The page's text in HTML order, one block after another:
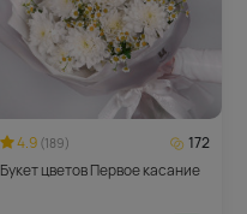
4.9 (189)
172
Букет цветов Первое касание